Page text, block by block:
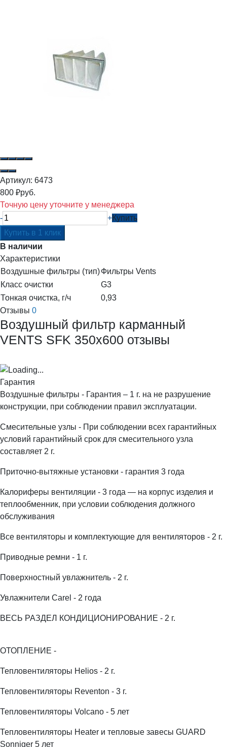
Артикул: 6473
800 ₽руб.
Точную цену уточните у менеджера
-
+Купить
В наличии
Характеристики
Воздушные фильтры (тип)Фильтры Vents
Класс очистки
G3
Тонкая очистка, г/ч
0,93
Отзывы 0
Воздушный фильтр карманный
VENTS SFK 350x600 отзывы
Гарантия
Воздушные фильтры - Гарантия – 1 г. на не разрушение
конструкции, при соблюдении правил эксплуатации.
Смесительные узлы - При соблюдении всех гарантийных
условий гарантийный срок для смесительного узла
составляет 2 г.
Приточно-вытяжные установки - гарантия 3 года
Калориферы вентиляции - 3 года — на корпус изделия и
теплообменник, при условии соблюдения должного
обслуживания
Все вентиляторы и комплектующие для вентиляторов - 2 г.
Приводные ремни - 1 г.
Поверхностный увлажнитель - 2 г.
Увлажнители Carel - 2 года
ВЕСЬ РАЗДЕЛ КОНДИЦИОНИРОВАНИЕ - 2 г.
ОТОПЛЕНИЕ -
Тепловентиляторы Helios - 2 г.
Тепловентиляторы Reventon - 3 г.
Тепловентиляторы Volcano - 5 лет
Тепловентиляторы Heater и тепловые завесы GUARD
Sonniger 5 лет